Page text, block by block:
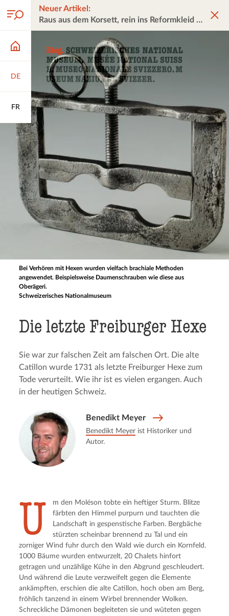
DE
FR
Neuer Artikel:
Raus aus dem Korsett, rein ins Reformkleid
Bei Verhören mit Hexen wurden vielfach brachiale Methoden
angewendet. Beispielsweise Daumenschrauben wie diese aus
Oberägeri.
Schweizerisches Nationalmuseum
Die letzte Freibur­ger Hexe
Sie war zur falschen Zeit am falschen Ort. Die alte
Catillon wurde 1731 als letzte Freiburger Hexe zum
Tode verurteilt. Wie ihr ist es vielen ergangen. Auch
in der heutigen Schweiz.
Benedikt Meyer
Benedikt Meyerist Historiker und
Autor.
U
m den Moléson tobte ein heftiger Sturm. Blitze
färbten den Him­mel purpurn und tauchten die
Landschaft in ge­spenstische Farben. Bergbäche
stürzten schein­bar brennend zu Tal und ein
zorniger Wind fuhr durch den Wald wie durch ein Kornfeld.
1000 Bäume wurden entwurzelt, 20 Chalets hin­fort
getragen und unzählige Kühe in den Abgrund geschleudert.
Und während die Leute verzweifelt gegen die Elemente
ankämpften, erschien die alte Catillon, hoch oben am Berg,
fröhlich tanzend in einem Wirbel brennender Wolken.
Schreckli­che Dämonen begleiteten sie und wüteten gegen